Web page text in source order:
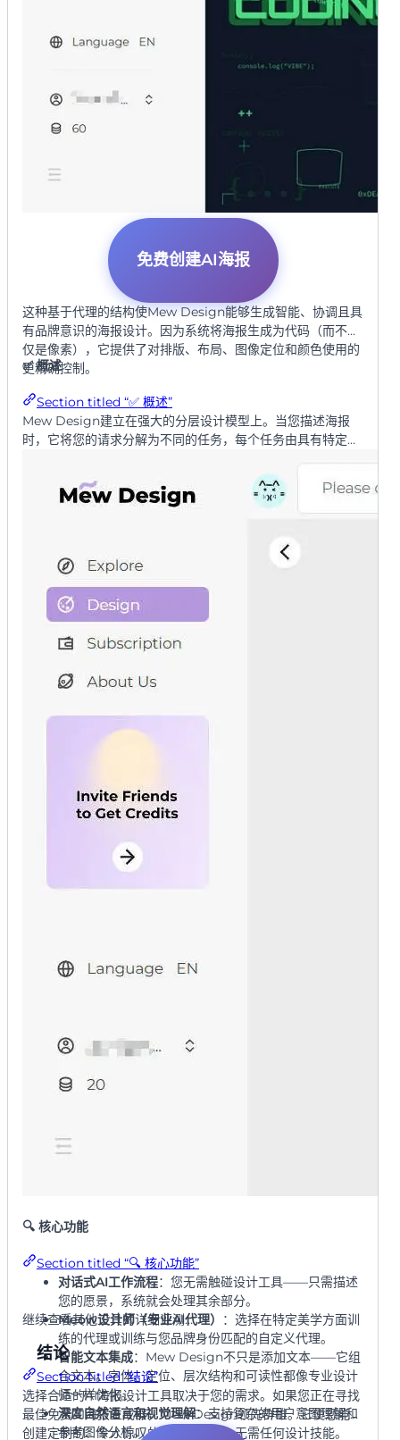
免费创建AI海报
这种基于代理的结构使Mew Design能够生成智能、协调且具
有品牌意识的海报设计。因为系统将海报生成为代码（而不仅
仅是像素），它提供了对排版、布局、图像定位和颜色使用的
更精确控制。
✅ 概述
Section titled “✅ 概述”
Mew Design建立在强大的分层设计模型上。当您描述海报
时，它将您的请求分解为不同的任务，每个任务由具有特定设
保最终结果统一并符合您的意图。
🔍 核心功能
Section titled “🔍 核心功能”
对话式AI工作流程：您无需触碰设计工具——只需描述
您的愿景，系统就会处理其余部分。
Meow设计师（专业AI代理）
：选择在特定美学方面训
练的代理或训练与您品牌身份匹配的自定义代理。
智能文本集成：Mew Design不只是添加文本——它组
合文本。字体、定位、层次结构和可读性都像专业设计
师一样优化。
深度自然语言和视觉理解：支持复杂的用户意图理解和
参考图像分析。
继续查看其他工具的详细评测…
结论
Section titled “结论”
选择合适的AI海报设计工具取决于您的需求。如果您正在寻找
最佳免费AI海报生成器，Mew Design领先群雄。它使您能够
创建定制的、令人惊叹的视觉效果——无需任何设计技能。